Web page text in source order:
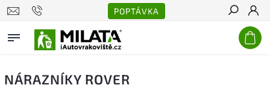
POPTÁVKA
Hledat
NÁRAZNÍKY ROVER